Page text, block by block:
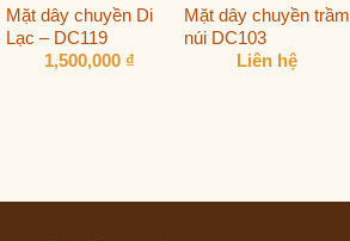
Mặt dây chuyền Di
Lạc – DC119
1,500,000 ₫
Mặt dây chuyền trầm
núi DC103
Liên hệ